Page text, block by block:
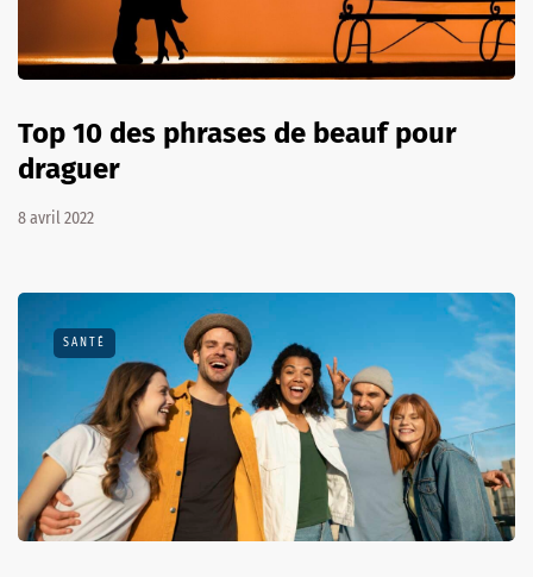
Top 10 des phrases de beauf pour
draguer
8 avril 2022
SANTÉ